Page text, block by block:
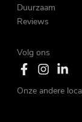
Duurzaam
Reviews
Volg ons
Onze andere